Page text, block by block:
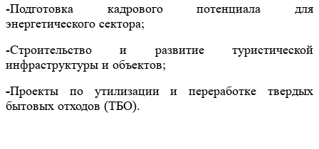
-Подготовка кадрового потенциала для
энергетического сектора;
-Строительство и развитие туристической
инфраструктуры и объектов;
-Проекты по утилизации и переработке твердых
бытовых отходов (ТБО).